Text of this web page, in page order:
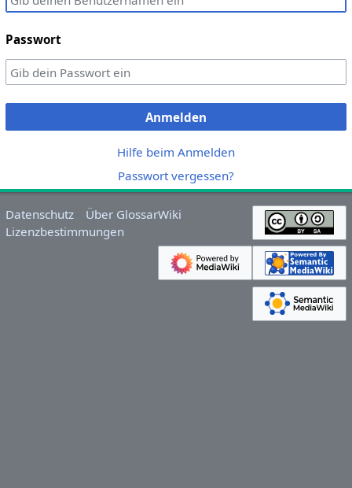
Passwort
Anmelden
Hilfe beim Anmelden
Passwort vergessen?
Datenschutz
Über GlossarWiki
Lizenzbestimmungen